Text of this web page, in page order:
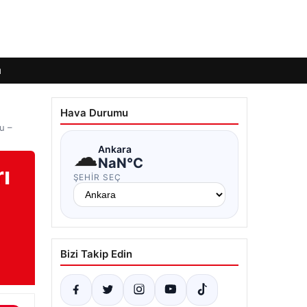
–
Hava Durumu
☁Ankara
NaN°C
ŞEHIR SEÇ
Bizi Takip Edin